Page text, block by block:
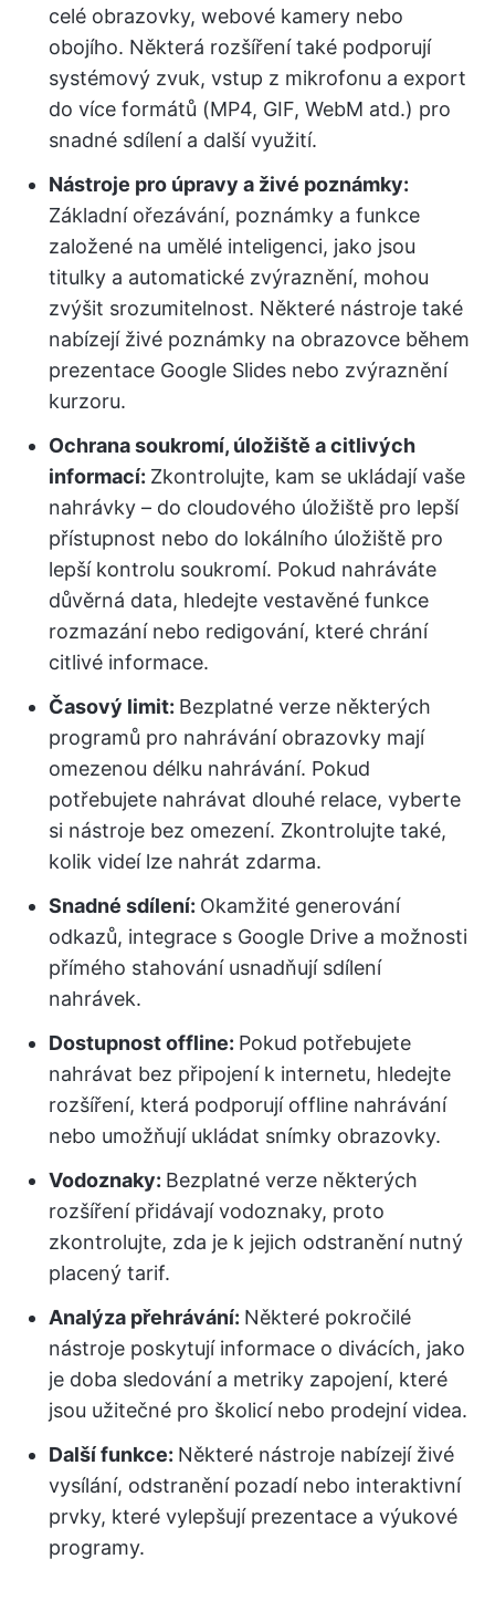
celé obrazovky, webové kamery nebo
obojího. Některá rozšíření také podporují
systémový zvuk, vstup z mikrofonu a export
do více formátů (MP4, GIF, WebM atd.) pro
snadné sdílení a další využití.
Nástroje pro úpravy a živé poznámky:
Základní ořezávání, poznámky a funkce
založené na umělé inteligenci, jako jsou
titulky a automatické zvýraznění, mohou
zvýšit srozumitelnost. Některé nástroje také
nabízejí živé poznámky na obrazovce během
prezentace Google Slides nebo zvýraznění
kurzoru.
Ochrana soukromí, úložiště a citlivých
informací: Zkontrolujte, kam se ukládají vaše
nahrávky – do cloudového úložiště pro lepší
přístupnost nebo do lokálního úložiště pro
lepší kontrolu soukromí. Pokud nahráváte
důvěrná data, hledejte vestavěné funkce
rozmazání nebo redigování, které chrání
citlivé informace.
Časový limit: Bezplatné verze některých
programů pro nahrávání obrazovky mají
omezenou délku nahrávání. Pokud
potřebujete nahrávat dlouhé relace, vyberte
si nástroje bez omezení. Zkontrolujte také,
kolik videí lze nahrát zdarma.
Snadné sdílení: Okamžité generování
odkazů, integrace s Google Drive a možnosti
přímého stahování usnadňují sdílení
nahrávek.
Dostupnost offline: Pokud potřebujete
nahrávat bez připojení k internetu, hledejte
rozšíření, která podporují offline nahrávání
nebo umožňují ukládat snímky obrazovky.
Vodoznaky: Bezplatné verze některých
rozšíření přidávají vodoznaky, proto
zkontrolujte, zda je k jejich odstranění nutný
placený tarif.
Analýza přehrávání: Některé pokročilé
nástroje poskytují informace o divácích, jako
je doba sledování a metriky zapojení, které
jsou užitečné pro školicí nebo prodejní videa.
Další funkce: Některé nástroje nabízejí živé
vysílání, odstranění pozadí nebo interaktivní
prvky, které vylepšují prezentace a výukové
programy.